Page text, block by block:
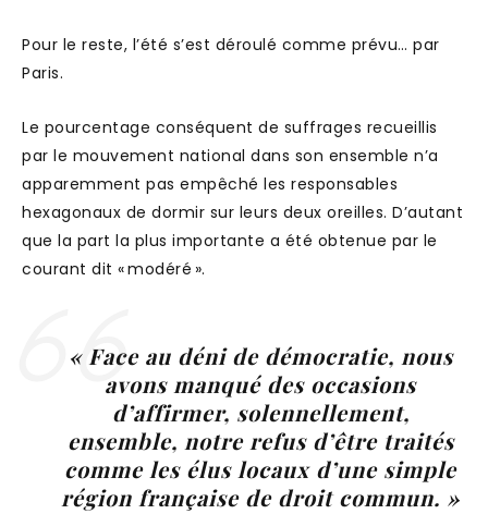
Pour le reste, l’été s’est déroulé comme prévu… par
Paris.
Le pourcentage conséquent de suffrages recueillis
par le mouvement national dans son ensemble n’a
apparemment pas empêché les responsables
hexagonaux de dormir sur leurs deux oreilles. D’autant
que la part la plus importante a été obtenue par le
courant dit « modéré ».
« Face au déni de démocratie, nous
avons manqué des occasions
d’affirmer, solennellement,
ensemble, notre refus d’être traités
comme les élus locaux d’une simple
région française de droit commun. »